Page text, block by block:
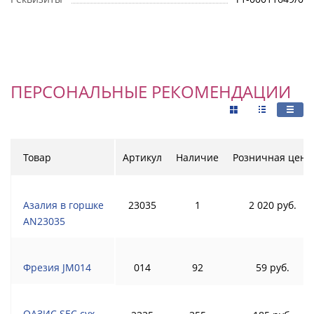
ПЕРСОНАЛЬНЫЕ РЕКОМЕНДАЦИИ
Товар
Азалия в горшке
AN23035
Фрезия JM014
Артикул Наличие Розничная цена
23035 1 2 020 руб.
014 92 59 руб.